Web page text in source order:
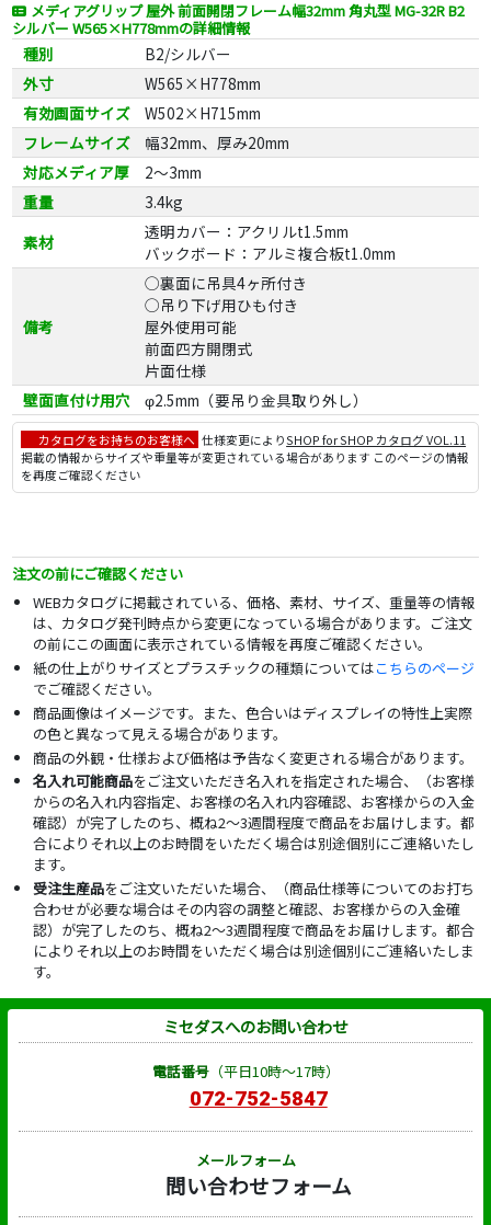
メディアグリップ 屋外 前面開閉フレーム幅32mm 角丸型 MG-32R B2
シルバー W565×H778mmの詳細情報
種別
B2/シルバー
外寸
W565×H778mm
有効画面サイズ
W502×H715mm
フレームサイズ
幅32mm、厚み20mm
対応メディア厚
2～3mm
重量
3.4kg
素材
透明カバー：アクリルt1.5mm
バックボード：アルミ複合板t1.0mm
備考
◯裏面に吊具4ヶ所付き
◯吊り下げ用ひも付き
屋外使用可能
前面四方開閉式
片面仕様
壁面直付け用穴
φ2.5mm（要吊り金具取り外し）
カタログをお持ちのお客様へ 仕様変更によりSHOP for SHOP カタログ VOL.11
掲載の情報からサイズや重量等が変更されている場合があります このページの情報
を再度ご確認ください
注文の前にご確認ください
WEBカタログに掲載されている、価格、素材、サイズ、重量等の情報
は、カタログ発刊時点から変更になっている場合があります。ご注文
の前にこの画面に表示されている情報を再度ご確認ください。
紙の仕上がりサイズとプラスチックの種類についてはこちらのページ
でご確認ください。
商品画像はイメージです。また、色合いはディスプレイの特性上実際
の色と異なって見える場合があります。
商品の外観・仕様および価格は予告なく変更される場合があります。
名入れ可能商品をご注文いただき名入れを指定された場合、（お客様
からの名入れ内容指定、お客様の名入れ内容確認、お客様からの入金
確認）が完了したのち、概ね2～3週間程度で商品をお届けします。都
合によりそれ以上のお時間をいただく場合は別途個別にご連絡いたし
ます。
受注生産品をご注文いただいた場合、（商品仕様等についてのお打ち
合わせが必要な場合はその内容の調整と確認、お客様からの入金確
認）が完了したのち、概ね2～3週間程度で商品をお届けします。都合
によりそれ以上のお時間をいただく場合は別途個別にご連絡いたしま
す。
ミセダスへのお問い合わせ
電話番号（平日10時～17時）
072-752-5847
メールフォーム
問い合わせフォーム